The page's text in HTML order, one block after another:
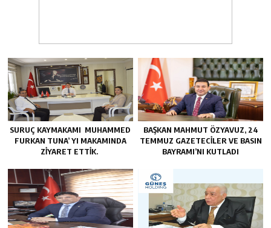
SURUÇ KAYMAKAMI MUHAMMED
FURKAN TUNA’ YI MAKAMINDA
ZİYARET ETTİK.
BAŞKAN MAHMUT ÖZYAVUZ, 24
TEMMUZ GAZETECILER VE BASIN
BAYRAMI’NI KUTLADI